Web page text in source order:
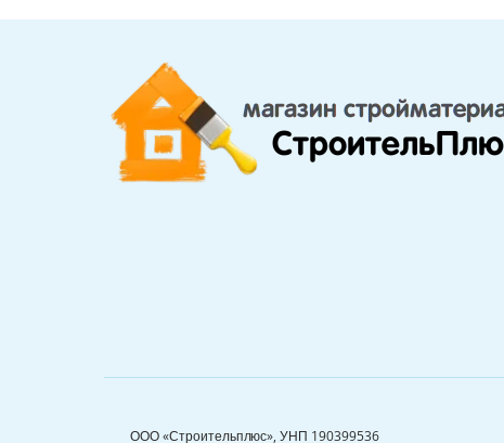
ООО «Строительплюс», УНП 190399536